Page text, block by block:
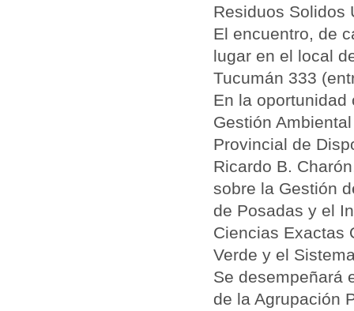
Residuos Solidos
El encuentro, de
lugar en el local
Tucumán 333
En la oportunidad
Gestión
Provincial de
Ricardo B.
sobre la Gestión
de Posadas y el
Ciencias Exactas
Verde y el
Se desempeñará
de la Agrupación